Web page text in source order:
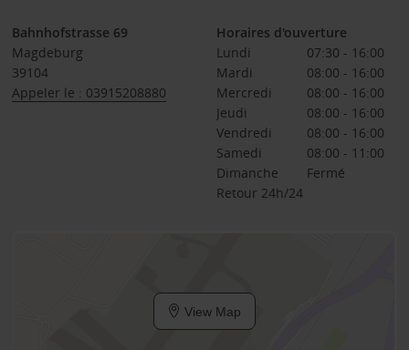
Bahnhofstrasse 69
Magdeburg
39104
Appeler le : 03915208880
Horaires d'ouverture
Lundi
07:30 - 16:00
Mardi
08:00 - 16:00
Mercredi
08:00 - 16:00
Jeudi
08:00 - 16:00
Vendredi
08:00 - 16:00
Samedi
08:00 - 11:00
Dimanche
Fermé
Retour 24h/24
View Map